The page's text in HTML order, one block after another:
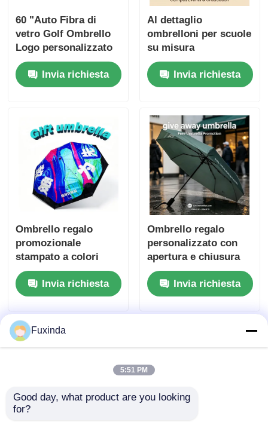
60 "Auto Fibra di
vetro Golf Ombrello
Logo personalizzato
per Nigeria Business
Gifts
Invia richiesta
Al dettaglio
ombrelloni per scuole
su misura
Invia richiesta
Ombrello regalo
promozionale
stampato a colori
personalizzato
Invia richiesta
Ombrello regalo
personalizzato con
apertura e chiusura
automatiche, grande
baldacchino da 45
pollici e design
portatile compatto
Invia richiesta
Fuxinda
5:51 PM
Good day, what product are you looking
for?